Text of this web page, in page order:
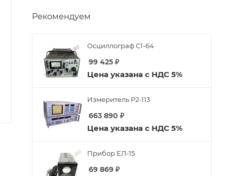
Рекомендуем
Осциллограф С1-64
99 425 ₽
Цена указана с НДС 5%
Измеритель Р2-113
663 890 ₽
Цена указана с НДС 5%
Прибор ЕЛ-15
69 869 ₽